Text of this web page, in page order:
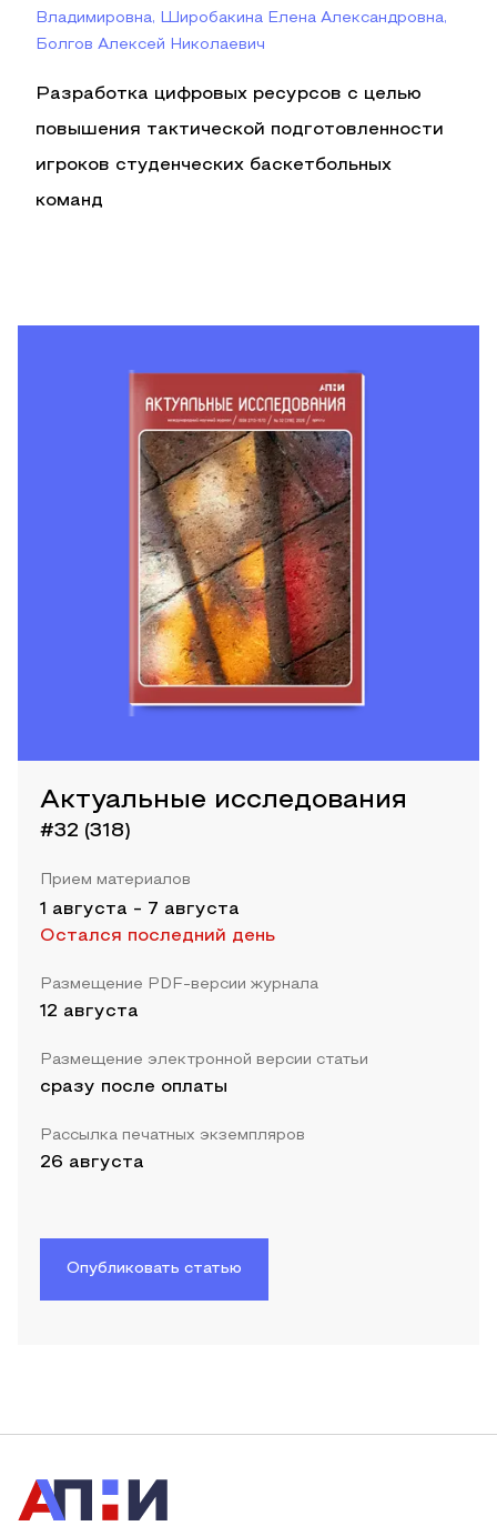
Владимировна, Широбакина Елена Александровна,
Болгов Алексей Николаевич
Разработка цифровых ресурсов с целью
повышения тактической подготовленности
игроков студенческих баскетбольных
команд
Актуальные исследования
#32 (318)
Прием материалов
1 августа - 7 августа
Остался последний день
Размещение PDF-версии журнала
12 августа
Размещение электронной версии статьи
сразу после оплаты
Рассылка печатных экземпляров
26 августа
Опубликовать статью